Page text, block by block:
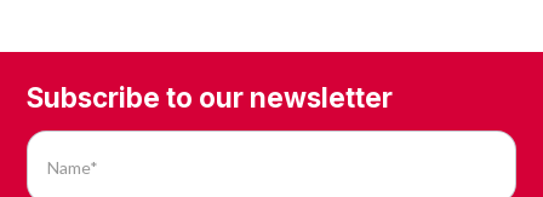
Subscribe to our newsletter